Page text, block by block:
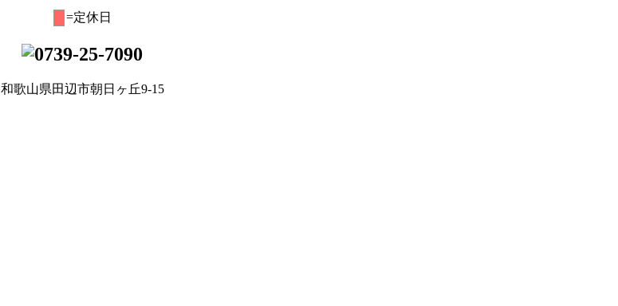
=定休日
和歌山県田辺市朝日ヶ丘9-15